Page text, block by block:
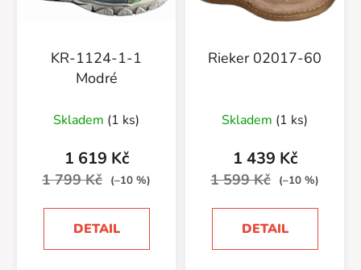
KR-1124-1-1
Modré
Skladem (1 ks)
1 619 Kč
1 799 Kč (–10 %)
DETAIL
Rieker 02017-60
Skladem (1 ks)
1 439 Kč
1 599 Kč (–10 %)
DETAIL